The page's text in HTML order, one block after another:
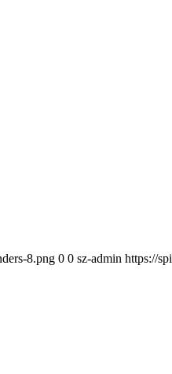
8.png 0 0 sz-admin https://